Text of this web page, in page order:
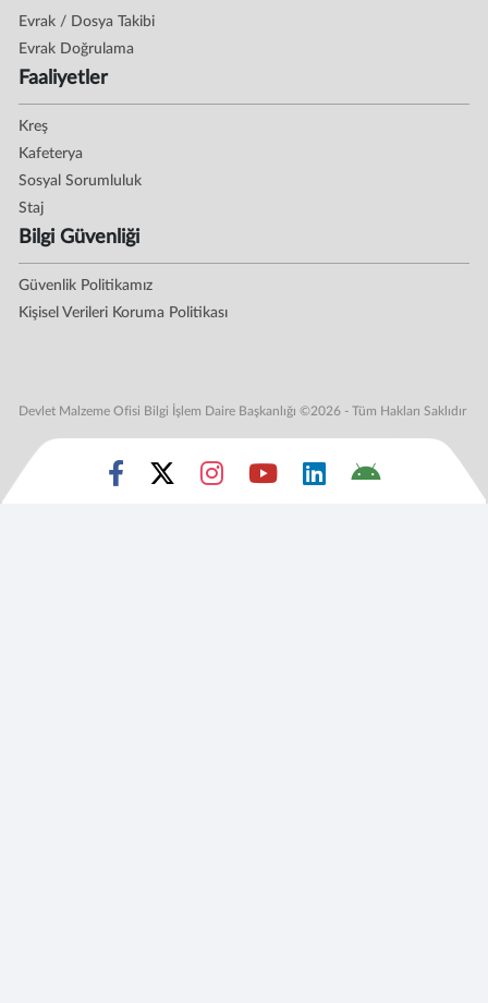
Evrak / Dosya Takibi
Evrak Doğrulama
Faaliyetler
Kreş
Kafeterya
Sosyal Sorumluluk
Staj
Bilgi Güvenliği
Güvenlik Politikamız
Kişisel Verileri Koruma Politikası
Devlet Malzeme Ofisi Bilgi İşlem Daire Başkanlığı ©2026 - Tüm Hakları Saklıdır